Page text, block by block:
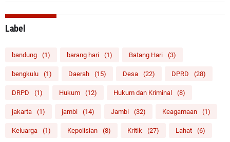
Label
bandung (1) barang hari (1) Batang Hari (3)
bengkulu (1) Daerah (15) Desa (22) DPRD (28)
DRPD (1) Hukum (12) Hukum dan Kriminal (8)
jakarta (1) jambi (14) Jambi (32) Keagamaan (1)
Keluarga (1) Kepolisian (8) Kritik (27) Lahat (6)